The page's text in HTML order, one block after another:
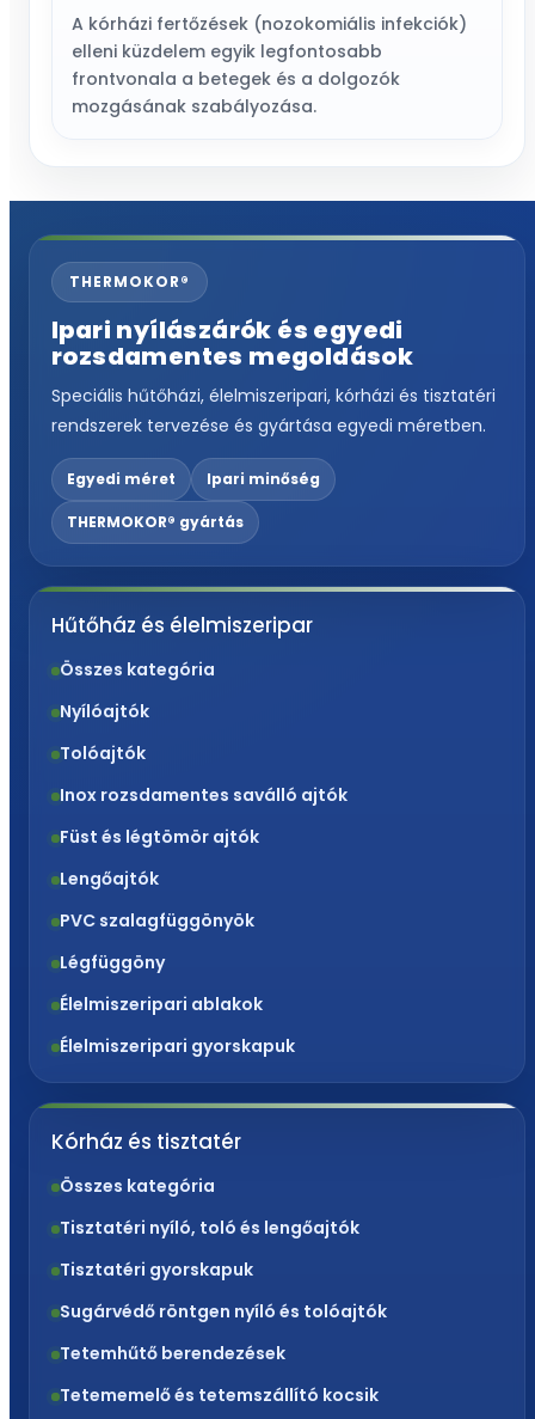
A kórházi fertőzések (nozokomiális infekciók)
elleni küzdelem egyik legfontosabb
frontvonala a betegek és a dolgozók
mozgásának szabályozása.
THERMOKOR®
Ipari nyílászárók és egyedi
rozsdamentes megoldások
Speciális hűtőházi, élelmiszeripari, kórházi és tisztatéri
rendszerek tervezése és gyártása egyedi méretben.
Egyedi méret Ipari minőség
THERMOKOR® gyártás
Hűtőház és élelmiszeripar
Összes kategória
Nyílóajtók
Tolóajtók
Inox rozsdamentes saválló ajtók
Füst és légtömör ajtók
Lengőajtók
PVC szalagfüggönyök
Légfüggöny
Élelmiszeripari ablakok
Élelmiszeripari gyorskapuk
Kórház és tisztatér
Összes kategória
Tisztatéri nyíló, toló és lengőajtók
Tisztatéri gyorskapuk
Sugárvédő röntgen nyíló és tolóajtók
Tetemhűtő berendezések
Tetememelő és tetemszállító kocsik